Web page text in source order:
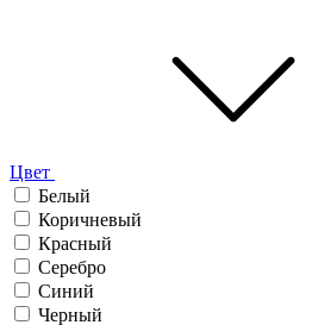
Цвет
Белый
Коричневый
Красный
Серебро
Синий
Черный